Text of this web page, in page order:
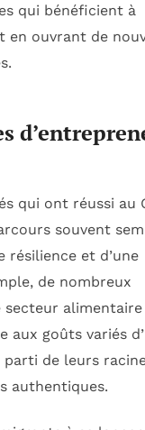
qui bénéficient à
en ouvrant de
qui ont réussi au
souvent
résilience et d’une
de nombreux
secteur
goûts variés
de leurs
authentiques.